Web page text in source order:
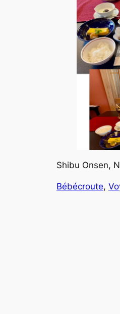
Shibu Onsen,
Bébécroute,